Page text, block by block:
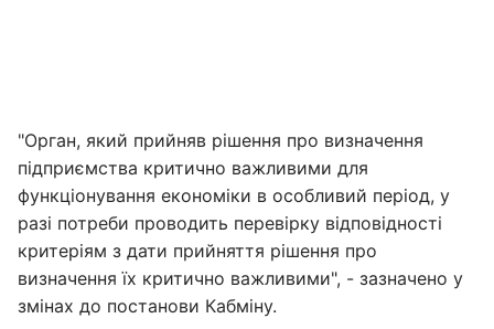
"Орган, який прийняв рішення про визначення
підприємства критично важливими для
функціонування економіки в особливий період, у
разі потреби проводить перевірку відповідності
критеріям з дати прийняття рішення про
визначення їх критично важливими", - зазначено у
змінах до постанови Кабміну.